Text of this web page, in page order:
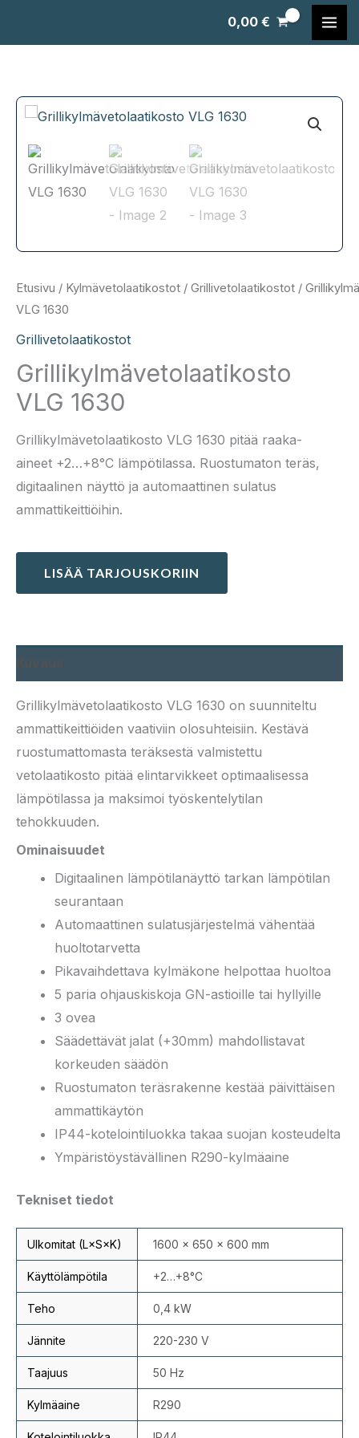
0,00€
Etusivu / Kylmävetolaatikostot / Grillivetolaatikostot /
VLG 1630
Grillivetolaatikostot
Grillikylmävetolaatikosto
VLG 1630
Grillikylmävetolaatikosto VLG 1630 pitää raaka-
aineet +2…+8°C lämpötilassa. Ruostumaton teräs,
digitaalinen näyttö ja automaattinen sulatus
ammattikeittiöihin.
LISÄÄ TARJOUSKORIIN
Grillikylmävetolaatikosto VLG 1630 on suunniteltu
ammattikeittiöiden vaativiin olosuhteisiin. Kestävä
ruostumattomasta teräksestä valmistettu
vetolaatikosto pitää elintarvikkeet optimaalisessa
lämpötilassa ja maksimoi työskentelytilan
tehokkuuden.
Ominaisuudet
Digitaalinen lämpötilanäyttö tarkan lämpötilan
seurantaan
Automaattinen sulatusjärjestelmä vähentää
huoltotarvetta
Pikavaihdettava kylmäkone helpottaa huoltoa
5 paria ohjauskiskoja GN-astioille tai hyllyille
3 ovea
Säädettävät jalat (+30mm) mahdollistavat
korkeuden säädön
Ruostumaton teräsrakenne kestää päivittäisen
ammattikäytön
IP44-kotelointiluokka takaa suojan kosteudelta
Ympäristöystävällinen R290-kylmäaine
Tekniset tiedot
Ulkomitat (L×S×K) 1600 × 650 × 600 mm
Käyttölämpötila +2…+8°C
Teho 0,4 kW
Jännite 220-230 V
Taajuus 50 Hz
Kylmäaine R290